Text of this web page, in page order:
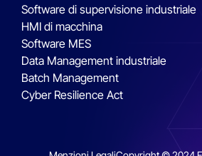
Software di supervisione industriale
HMI di macchina
Software MES
Data Management industriale
Batch Management
Cyber Resilience Act